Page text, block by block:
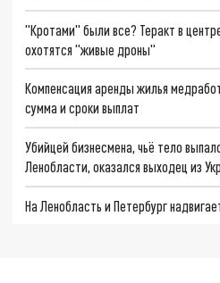
"Кротами" были все? Теракт в
охотятся "живые дроны"
Компенсация аренды жилья
сумма и сроки выплат
Убийцей бизнесмена, чьё тело
Ленобласти, оказался выходец из
На Ленобласть и Петербург